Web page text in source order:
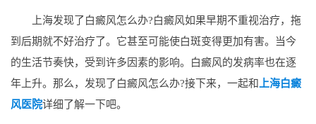
上海发现了白癜风怎么办?白癜风如果早期不重视治疗，拖
到后期就不好治疗了。它甚至可能使白斑变得更加有害。当今
的生活节奏快，受到许多因素的影响。白癜风的发病率也在逐
年上升。那么，发现了白癜风怎么办?接下来，一起和
上海白癜
风医院详细了解一下吧。